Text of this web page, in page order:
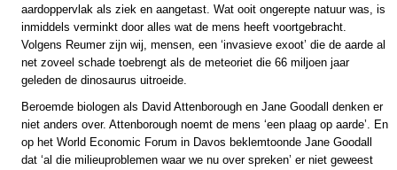
aardoppervlak als ziek en aangetast. Wat ooit ongerepte natuur was, is
inmiddels verminkt door alles wat de mens heeft voortgebracht.
Volgens Reumer zijn wij, mensen, een ‘invasieve exoot’ die de aarde al
net zoveel schade toebrengt als de meteoriet die 66 miljoen jaar
geleden de dinosaurus uitroeide.
Beroemde biologen als David Attenborough en Jane Goodall denken er
niet anders over. Attenborough noemt de mens ‘een plaag op aarde’. En
op het World Economic Forum in Davos beklemtoonde Jane Goodall
dat ‘al die milieuproblemen waar we nu over spreken’ er niet geweest